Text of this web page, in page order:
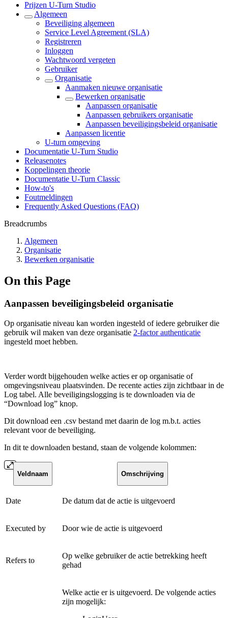
Prijzen U-Turn Studio
Algemeen
Beveiliging algemeen
Service Level Agreement (SLA)
Registreren
Inloggen
Wachtwoord vergeten
Gebruiker
Organisatie
Aanmaken nieuwe organisatie
Bewerken organisatie
Aanpassen organisatie
Aanpassen gebruikers organisatie
Aanpassen beveiligingsbeleid organisatie
Aanpassen licentie
U-turn omgeving
Documentatie U-Turn Studio
Releasenotes
Koppelingen theorie
Documentatie U-Turn Classic
How-to's
Foutmeldingen
Frequently Asked Questions (FAQ)
Breadcrumbs
Algemeen
Organisatie
Bewerken organisatie
On this Page
Aanpassen beveiligingsbeleid organisatie
Op organisatie niveau kan worden ingesteld of iedere gebruiker die
gebruik wil maken van deze organisatie 2-factor authenticatie
ingesteld moet hebben.
Verder wordt bijgehouden welke acties er op organisatie of
omgevingsniveau plaatsvinden. De recente acties zijn zichtbaar in de
Log tabel. Alle beveiligingslogging is te downloaden via de
“Download log” knop.
Dit download een .csv bestand met daarin de log m.b.t. acties
relevant voor de beveiliging.
In dit te downloaden bestand, staan de volgende kolommen:
Veldnaam Omschrijving
Date De datum dat de actie is uitgevoerd
Executed by Door wie de actie is uitgevoerd
Refers to
Op welke gebruiker de actie betrekking heeft
gehad
Welke actie er is uitgevoerd. De volgende acties
zijn mogelijk: